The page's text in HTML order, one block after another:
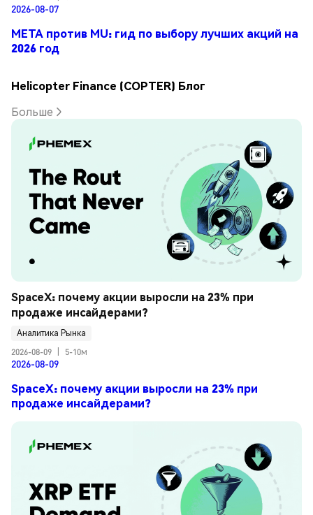
2026-08-07
META против MU: гид по выбору лучших акций на
2026 год
Helicopter Finance (COPTER) Блог
Больше
SpaceX: почему акции выросли на 23% при
продаже инсайдерами?
Аналитика Рынка
2026-08-09
5-10м
2026-08-09
SpaceX: почему акции выросли на 23% при
продаже инсайдерами?